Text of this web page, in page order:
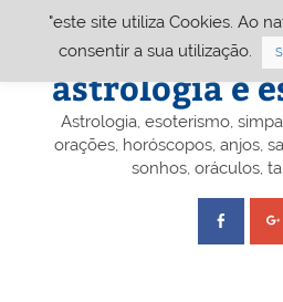
Portal A&E
astrologia e
Astrologia, esoterismo,
orações, horóscopos, anjos,
sonhos, oráculos,
"este site utiliza Cookies. Ao
consentir a sua utilização.